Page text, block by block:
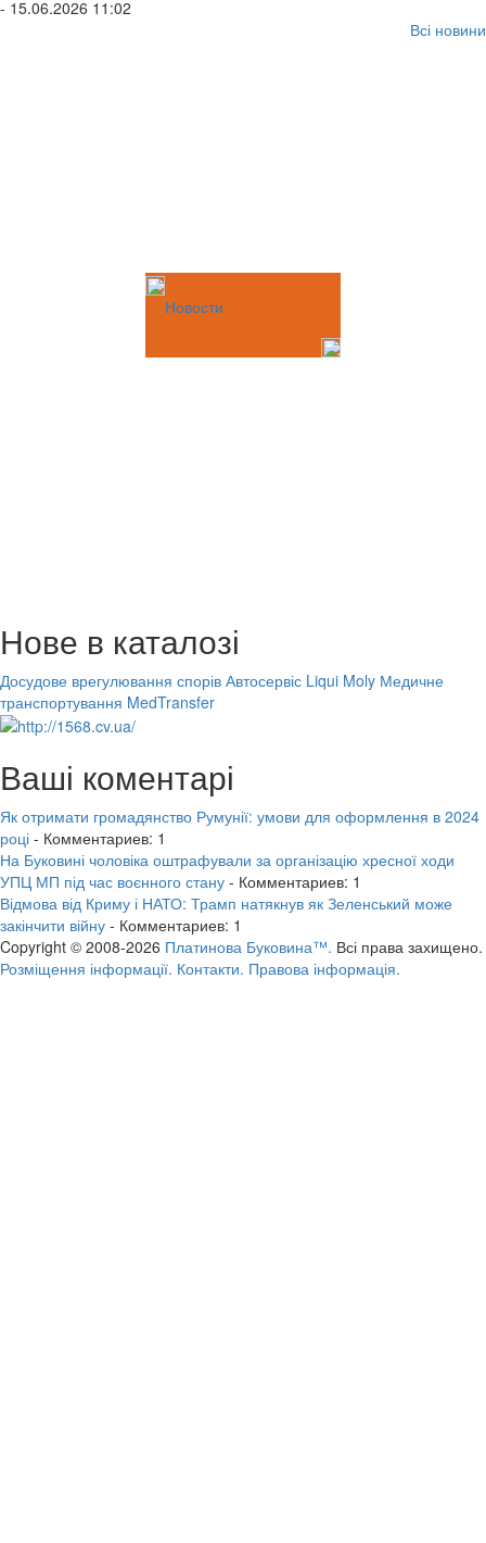
- 15.06.2026 11:02
Всі новини
Новости
Нове в каталозі
Досудове врегулювання спорів Автосервіс Liqui Moly Медичне
транспортування MedTransfer
Ваші коментарі
Як отримати громадянство Румунії: умови для оформлення в 2024
році - Комментариев: 1
На Буковині чоловіка оштрафували за організацію хресної ходи
УПЦ МП під час воєнного стану - Комментариев: 1
Відмова від Криму і НАТО: Трамп натякнув як Зеленський може
закінчити війну - Комментариев: 1
Copyright © 2008-2026 Платинова Буковина™. Всі права захищено.
Розміщення інформації. Контакти. Правова інформація.